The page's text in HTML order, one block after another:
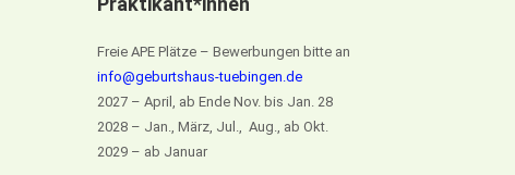
Freie APE Plätze – Bewerbungen bitte an
info@geburtshaus-tuebingen.de
2027 – April, ab Ende Nov. bis Jan. 28
2028 – Jan., März, Jul., Aug., ab Okt.
2029 – ab Januar